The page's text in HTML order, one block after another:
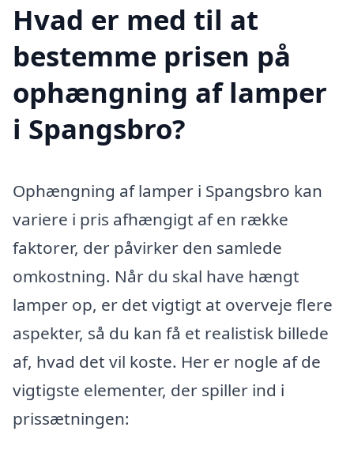
Hvad er med til at
bestemme prisen på
ophængning af lamper
i Spangsbro?
Ophængning af lamper i Spangsbro kan
variere i pris afhængigt af en række
faktorer, der påvirker den samlede
omkostning. Når du skal have hængt
lamper op, er det vigtigt at overveje flere
aspekter, så du kan få et realistisk billede
af, hvad det vil koste. Her er nogle af de
vigtigste elementer, der spiller ind i
prissætningen: